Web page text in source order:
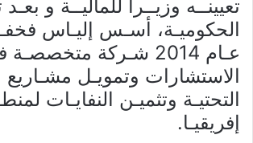
تعيينــه وزيــرا للماليــة و
الحكوميـة، أسـس إليـاس
عـام 2014 شـركة
الاستشارات وتمويـل مشـاريع
التحتيـة وتثميـن النفايـات
إفريقيـا.